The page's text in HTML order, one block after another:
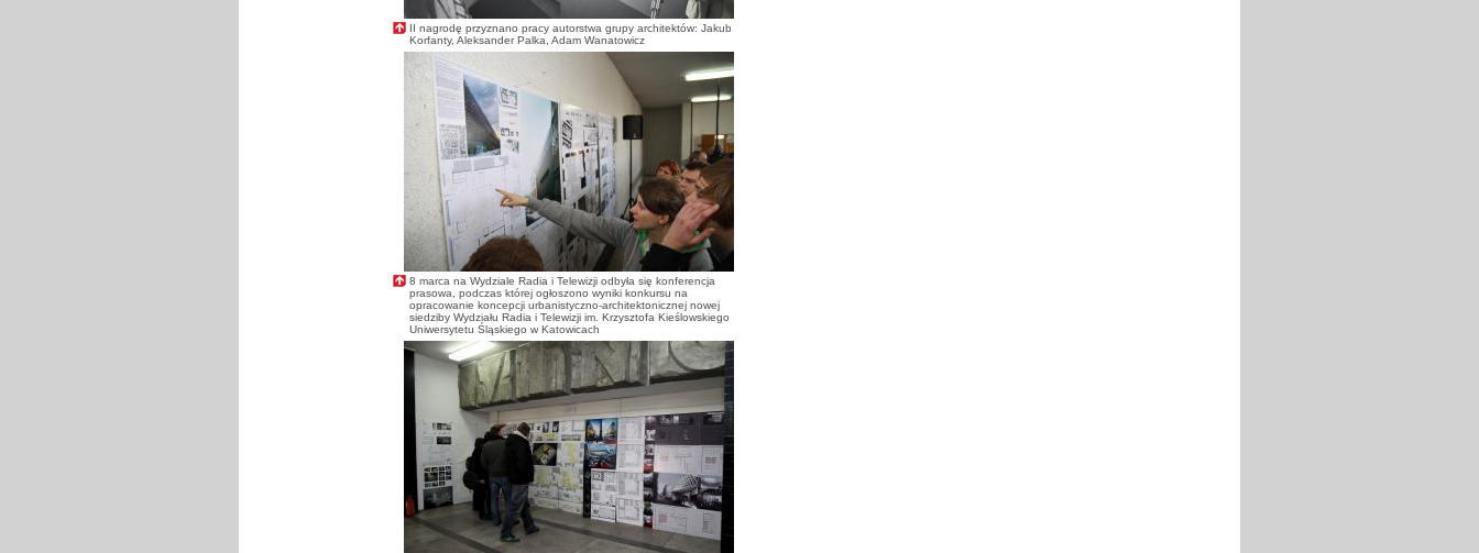
II nagrodę przyznano pracy autorstwa grupy architektów: Jakub
Korfanty, Aleksander Palka, Adam Wanatowicz
8 marca na Wydziale Radia i Telewizji odbyła się konferencja
prasowa, podczas której ogłoszono wyniki konkursu na
opracowanie koncepcji urbanistyczno-architektonicznej nowej
siedziby Wydziału Radia i Telewizji im. Krzysztofa Kieślowskiego
Uniwersytetu Śląskiego w Katowicach